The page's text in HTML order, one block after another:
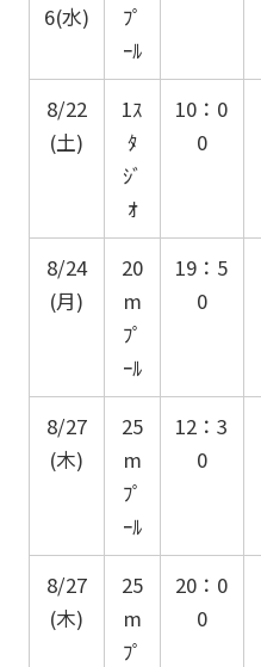
6(水)
ﾌﾟ
ｰﾙ
8/22
(土)
1ｽ
ﾀ
ｼﾞ
ｵ
10：0
0
8/24
(月)
20
m
ﾌﾟ
ｰﾙ
19：5
0
8/27
(木)
25
m
ﾌﾟ
ｰﾙ
12：3
0
8/27
(木)
25
m
ﾌﾟ
20：0
0